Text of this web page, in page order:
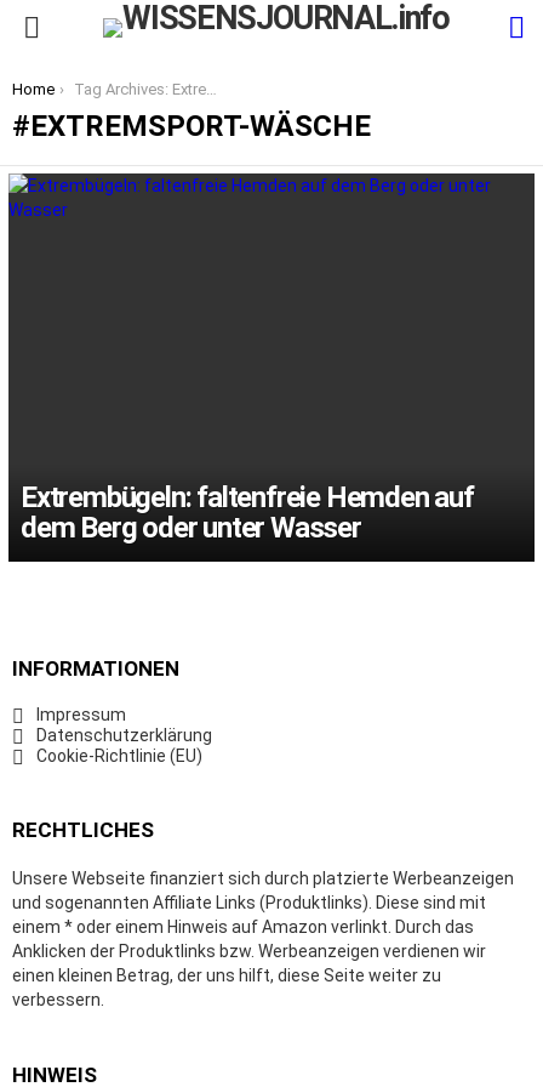
You are here:
Home Tag Archives: Extremsport-Wäsche
EXTREMSPORT-WÄSCHE
LATEST
Extrembügeln: faltenfreie Hemden auf
dem Berg oder unter Wasser
INFORMATIONEN
Impressum
Datenschutzerklärung
Cookie-Richtlinie (EU)
RECHTLICHES
Unsere Webseite finanziert sich durch platzierte Werbeanzeigen
und sogenannten Affiliate Links (Produktlinks). Diese sind mit
einem * oder einem Hinweis auf Amazon verlinkt. Durch das
Anklicken der Produktlinks bzw. Werbeanzeigen verdienen wir
einen kleinen Betrag, der uns hilft, diese Seite weiter zu
verbessern.
HINWEIS